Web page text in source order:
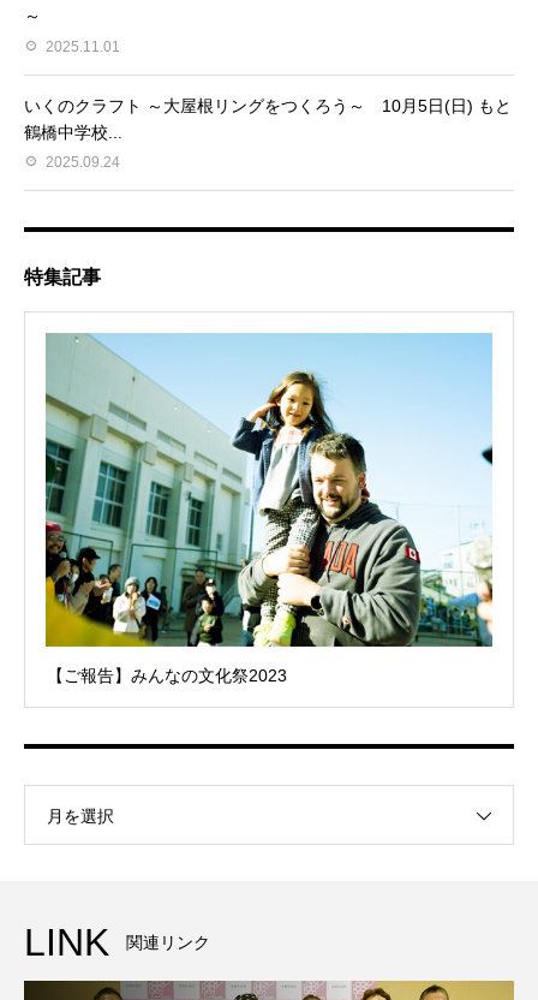
～
2025.11.01
いくのクラフト ～大屋根リングをつくろう～ 10月5日(日) もと
鶴橋中学校...
2025.09.24
特集記事
【ご報告】みんなの文化祭2023
月を選択
LINK 関連リンク